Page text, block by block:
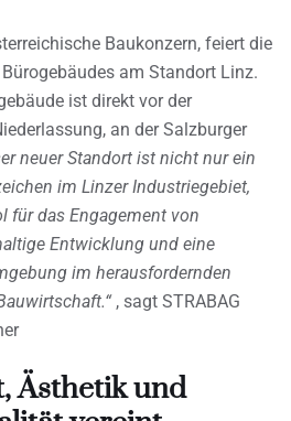
Baukonzern, feiert die
am Standort Linz.
ist direkt vor der
an der Salzburger
neuer Standort ist nicht nur ein
im Linzer Industriegebiet,
für das Engagement von
Entwicklung und eine
im herausfordernden
, sagt STRABAG
Ästhetik und